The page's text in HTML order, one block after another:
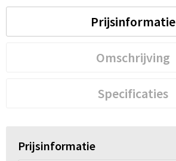
Prijsinformatie
Omschrijving
Specificaties
Prijsinformatie